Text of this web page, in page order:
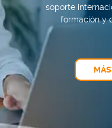
soporte
formación y